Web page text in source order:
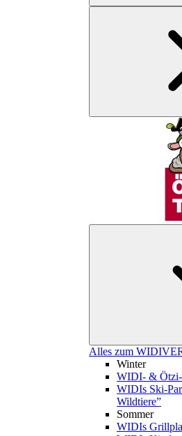
Alles zum
Winter
WIDI- &
WIDIs Ski-
Wildtiere”
Sommer
WIDIs